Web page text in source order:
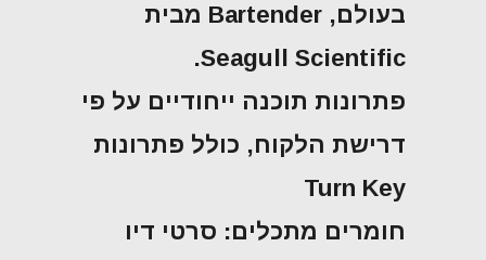
בעולם, Bartender מבית
Seagull Scientific.
פתרונות תוכנה ייחודיים על פי
דרישת הלקוח, כולל פתרונות
Turn Key
חומרים מתכלים: סרטי דיו